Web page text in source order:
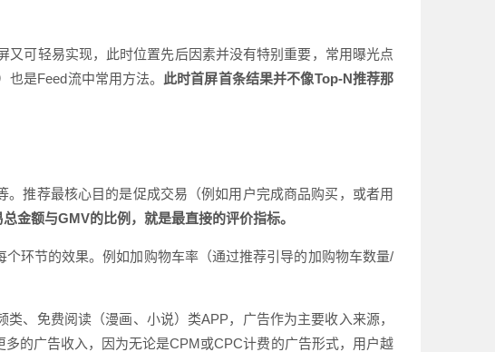
可轻易实现，此时位置先后因素并没有特别重要，常用曝光点
是Feed流中常用方法。 此时首屏首条结果并不像Top-N推荐那
推荐最核心目的是促成交易（例如用户完成商品购买，或者用
金额与GMV的比例，就是最直接的评价指标。
环节的效果。例如加购物车率（通过推荐引导的加购物车数量/
、免费阅读（漫画、小说）类APP，广告作为主要收入来源，
的广告收入，因为无论是CPM或CPC计费的广告形式，用户越